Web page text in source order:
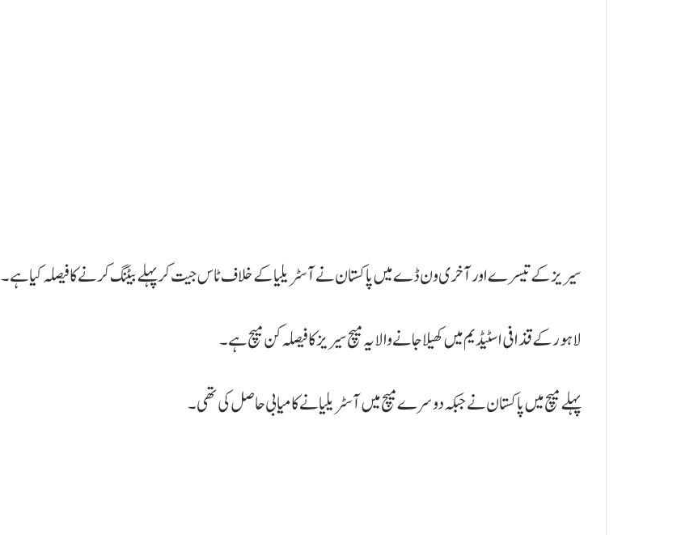
سیریز کے تیسرے اور آخری ون ڈے میں پاکستان نے آسٹریلیا کے خلاف ٹاس جیت کر پہلے بیٹنگ کرنے کا فیصلہ کیا ہے۔
لاہور کے قذافی اسٹیڈیم میں کھیلا جانے والا یہ میچ سیریز کا فیصلہ کن میچ ہے۔
پہلے میچ میں پاکستان نے جبکہ دوسرے میچ میں آسٹریلیا نے کامیابی حاصل کی تھی۔